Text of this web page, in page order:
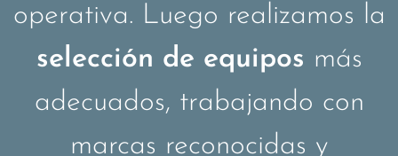
operativa. Luego realizamos la
selección de equipos más
adecuados, trabajando con
marcas reconocidas y